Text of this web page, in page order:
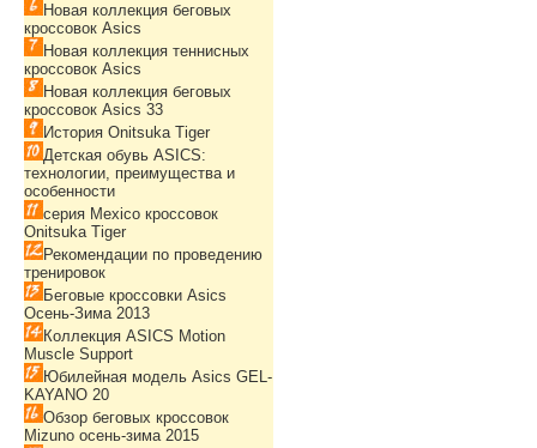
Новая коллекция беговых
кроссовок Asics
Новая коллекция теннисных
кроссовок Asics
Новая коллекция беговых
кроссовок Asics 33
История Onitsuka Tiger
Детская обувь ASICS:
технологии, преимущества и
особенности
серия Mexico кроссовок
Onitsuka Tiger
Рекомендации по проведению
тренировок
Беговые кроссовки Asics
Осень-Зима 2013
Коллекция ASICS Motion
Muscle Support
Юбилейная модель Asics GEL-
KAYANO 20
Обзор беговых кроссовок
Mizuno осень-зима 2015